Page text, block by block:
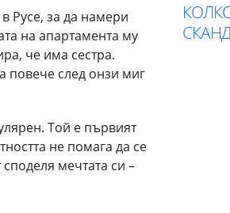
Русе, за да намери
на апартамента му
че има сестра.
повече след онзи миг
Той е първият
не помага да се
мечтата си –